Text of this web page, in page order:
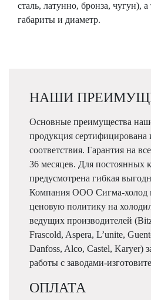
сталь, латунно, бронза, чугун),
габариты и диаметр.
НАШИ
Основные преимущества
продукция сертифицирована
соответствия. Гарантия на
36 месяцев. Для постоянных
предусмотрена гибкая
Компания ООО Сигма-холод
ценовую политику на
ведущих производителей
Frascold, Aspera, L’unite,
Danfoss, Alco, Castel, Karyer)
работы с заводами-
ОПЛАТА